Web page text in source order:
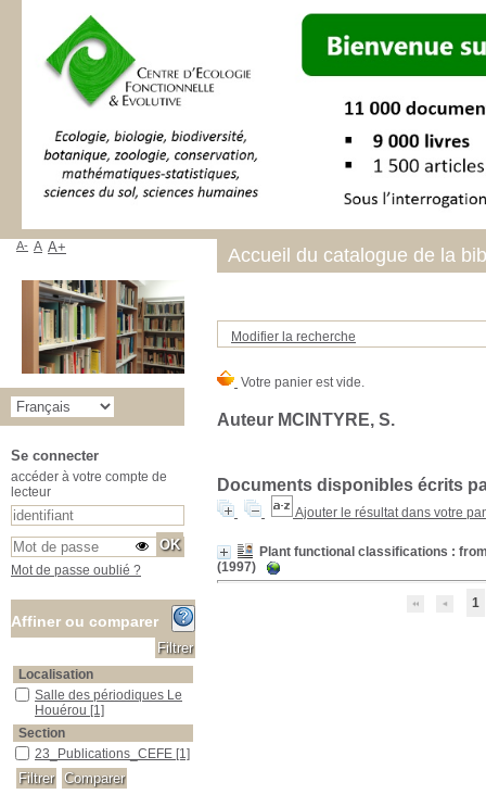
Modifier la recherche
Auteur MCINTYRE, S.
Documents disponibles écrits
Ajouter le résultat dans votre
Plant functional classifications :
(1997)
1
Accueil du catalogue de la
A- A A+
Se connecter
accéder à votre compte de
lecteur
Mot de passe oublié ?
Affiner ou comparer
Localisation
Salle des périodiques Le Houérou
Salle des périodiques Le
Houérou [1]
Section
23_Publications_CEFE
23_Publications_CEFE [1]